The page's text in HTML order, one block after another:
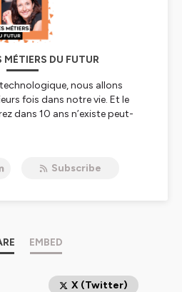
DU FUTUR
nous allons
fois dans notre vie. Et le
dans 10 ans n’existe peut-
inspirantes qui créent
de dirigeants et sa fondatrice,
talent.com
Subscribe
EMBED
X (Twitter)